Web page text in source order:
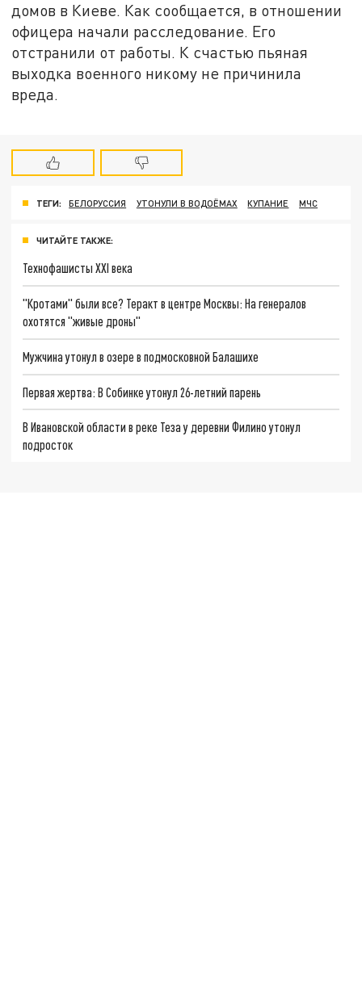
домов в Киеве. Как сообщается, в отношении
офицера начали расследование. Его
отстранили от работы. К счастью пьяная
выходка военного никому не причинила
вреда.
ТЕГИ: БЕЛОРУССИЯ УТОНУЛИ В ВОДОЁМАХ КУПАНИЕ МЧС
ЧИТАЙТЕ ТАКЖЕ:
Технофашисты XXI века
"Кротами" были все? Теракт в центре Москвы: На генералов
охотятся "живые дроны"
Мужчина утонул в озере в подмосковной Балашихе
Первая жертва: В Собинке утонул 26-летний парень
В Ивановской области в реке Теза у деревни Филино утонул
подросток